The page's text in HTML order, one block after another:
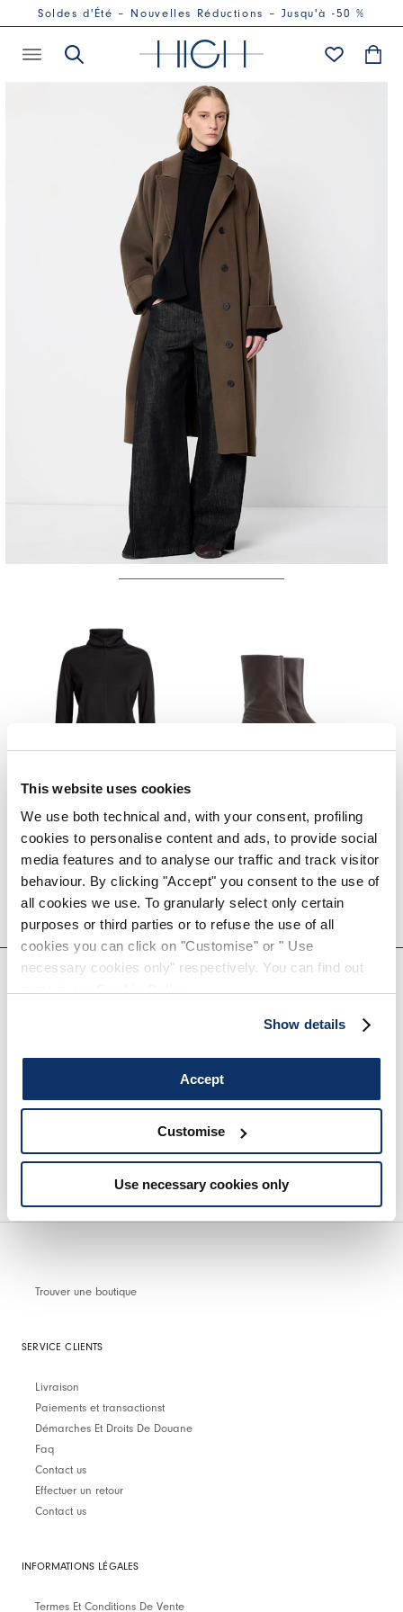
This website uses cookies
We use both technical and, with your consent, profiling
cookies to personalise content and ads, to provide social
media features and to analyse our traffic and track visitor
behaviour. By clicking "Accept" you consent to the use of
all cookies we use. To granularly select only certain
purposes or third parties or to refuse the use of all
cookies you can click on "Customise" or " Use
necessary cookies only" respectively. You can find out
Show details
Accept
Customise
Use necessary cookies only
Soldes d'Été – Nouvelles Réductions – Jusqu'à -50 %
DEFLECT
HIGH
290,00 CHF
HALTER
HIGH
595,00 CHF
EVERYDAY COUTURE
Vous êtes invité à lire notre politique de confidentialité dans son intégralité.
Trouver une boutique
SERVICE CLIENTS
Livraison
Paiements et transactionst
Démarches Et Droits De Douane
Faq
Contact us
Effectuer un retour
Contact us
INFORMATIONS LÉGALES
Termes Et Conditions De Vente